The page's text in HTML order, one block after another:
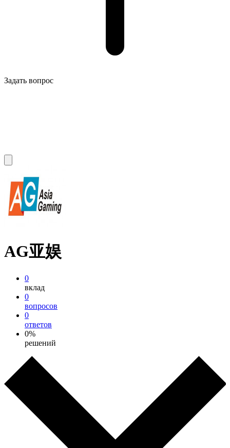
Задать вопрос
AG亚娱
0
вклад
0
вопросов
0
ответов
0%
решений